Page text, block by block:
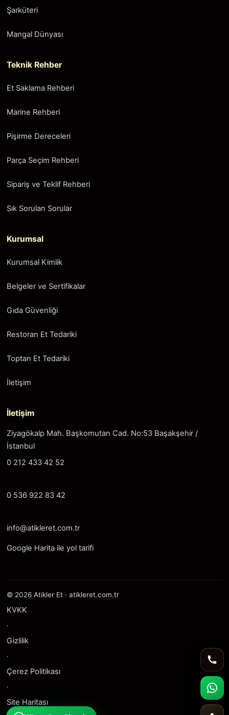
Şarküteri
Mangal Dünyası
Teknik Rehber
Et Saklama Rehberi
Marine Rehberi
Pişirme Dereceleri
Parça Seçim Rehberi
Sipariş ve Teklif Rehberi
Sık Sorulan Sorular
Kurumsal
Kurumsal Kimlik
Belgeler ve Sertifikalar
Gıda Güvenliği
Restoran Et Tedariki
Toptan Et Tedariki
İletişim
İletişim
Ziyagökalp Mah. Başkomutan Cad. No:53 Başakşehir /
İstanbul
0 212 433 42 52
0 536 922 83 42
info@atikleret.com.tr
Google Harita ile yol tarifi
© 2026 Atikler Et · atikleret.com.tr
KVKK
·
Gizlilik
·
Çerez Politikası
·
Site Haritası